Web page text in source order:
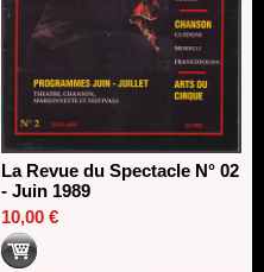
La Revue du Spectacle N° 02
- Juin 1989
10,00 €